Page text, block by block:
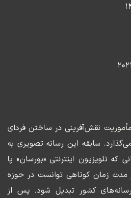
مأموریت نقش‌آفرینی در ساختن فردای
سابقه این رسانه تصویری به
زمانی که تلویزیون اینترنتی «بورسان» پا
مدت زمان کوتاهی توانست در حوزه
رسانه‌های کشور تبدیل شود. پس از